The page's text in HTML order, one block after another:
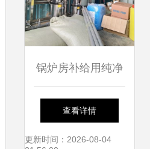
锅炉房补给用纯净
水设备0.5吨-2吨反
渗透净水设备批发
查看详情
更新时间：2026-08-04